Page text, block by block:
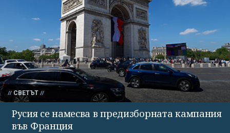
СВЕТЪТ
Русия се намесва в предизборната кампания
във Франция